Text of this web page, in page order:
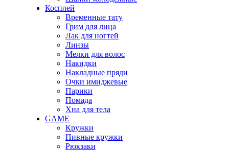
Косплей
Временные тату
Грим для лица
Лак для ногтей
Линзы
Мелки для волос
Накидки
Накладные пряди
Очки имиджевые
Парики
Помада
Хна для тела
GAME
Кружки
Пивные кружки
Рюкзаки